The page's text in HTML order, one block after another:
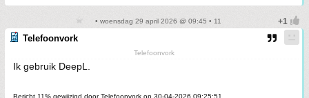
• woensdag 29 april 2026 @ 09:45 • 11
Telefoonvork
Telefoonvork
Ik gebruik DeepL.
Bericht 11% gewijzigd door Telefoonvork op 30-04-2026 09:25:51